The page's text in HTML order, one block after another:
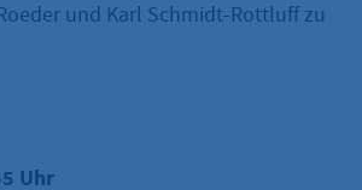
und Karl Schmidt-Rottluff zu
Uhr